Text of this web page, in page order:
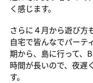
く感じます。
さらに４月から遊び方
自宅で皆んなでパーテ
期から、島に行って、
時間が長いので、夜遅
す。